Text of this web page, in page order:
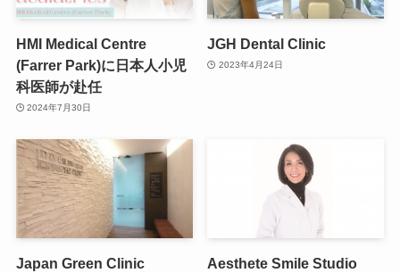
HMI Medical Centre
(Farrer Park)に日本人小児
科医師が赴任
2024年7月30日
JGH Dental Clinic
2023年4月24日
Japan Green Clinic Aesthete Smile Studio